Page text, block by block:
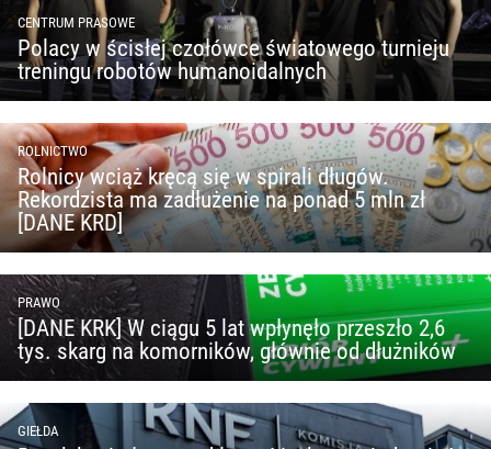
CENTRUM PRASOWE
Polacy w ścisłej czołówce światowego turnieju
treningu robotów humanoidalnych
ROLNICTWO
Rolnicy wciąż kręcą się w spirali długów.
Rekordzista ma zadłużenie na ponad 5 mln zł
[DANE KRD]
PRAWO
[DANE KRK] W ciągu 5 lat wpłynęło przeszło 2,6
tys. skarg na komorników, głównie od dłużników
GIEŁDA